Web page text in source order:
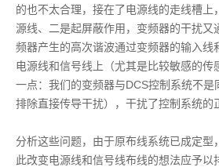
的也不太合理，接在了电源线的走线槽上
源线、二是起屏蔽作用，变频器的干扰又
频器产生的高次谐波通过变频器的输入线
电源线和信号线上（尤其是比较敏感的传
一点：我们的变频器与DCS控制系统不是
排除直接传导干扰），干扰了控制系统的
分析这些问题，由于原布线系统已成定型
此改变电源线和信号线布线的想法应予以